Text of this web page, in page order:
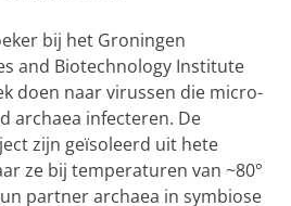
bij het Groningen
and Biotechnology Institute
doen naar virussen die micro-
archaea infecteren. De
zijn geïsoleerd uit hete
ze bij temperaturen van ~80°
partner archaea in symbiose